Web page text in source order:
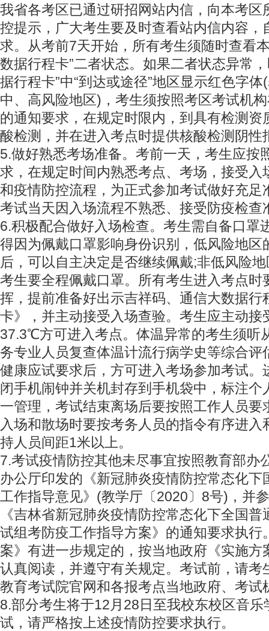
我省各考区已通过研招网站内信，向本考区
控提示，广大考生要及时查看站内信内容，
求。从考前7天开始，所有考生须随时查看
数据行程卡”二者状态。如果二者状态异常
据行程卡”中“到达或途径”地区显示红色字
中、高风险地区)，考生须按照考区考试机
的通知要求，在规定时限内，到具有检测资
酸检测，并在进入考点时提供核酸检测阴性
5.做好熟悉考场准备。考前一天，考生应按
求，在规定时间内熟悉考点、考场，接受入
和疫情防控流程，为正式参加考试做好充足
考试当天因入场流程不熟悉、接受防疫检查
6.积极配合做好入场检查。考生需自备口罩
得因为佩戴口罩影响身份识别，低风险地区
后，可以自主决定是否继续佩戴;非低风险
考生要全程佩戴口罩。所有考生进入考点时
挥，提前准备好出示吉祥码、通信大数据行
卡》，并主动接受入场查验。考生应主动接
37.3℃方可进入考点。体温异常的考生须听
务专业人员复查体温计流行病学史等综合评
健康应试要求后，方可进入考场参加考试。
闭手机闹钟并关机封存到手机袋中，标注个
一管理，考试结束离场后要按照工作人员要
入场和散场时要按考务人员的指令有序进
持人员间距1米以上。
7.考试疫情防控其他未尽事宜按照教育部办
办公厅印发的《新冠肺炎疫情防控常态化下
工作指导意见》(教学厅〔2020〕8号)，并
《吉林省新冠肺炎疫情防控常态化下全国
试组考防疫工作指导方案》的通知要求执行
案》有进一步规定的，按当地政府《实施方
认真阅读，并遵守有关规定。考试前，请考
教育考试院官网和各报考点当地政府、考试
8.部分考生将于12月28日至我校东校区音
试，请严格按上述疫情防控要求执行。